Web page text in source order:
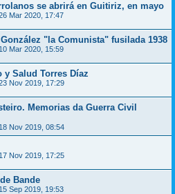
se abrirá en Guitiriz, en mayo
Mar 2020, 17:47
"la Comunista" fusilada 1938
10 Mar 2020, 15:59
y Salud Torres Díaz
Nov 2019, 17:29
Memorias da Guerra Civil
18 Nov 2019, 08:54
17 Nov 2019, 17:25
Bande
15 Sep 2019, 19:53